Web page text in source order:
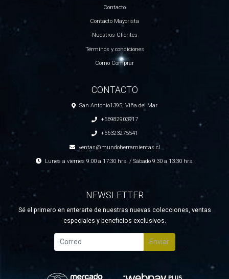
Contacto
Contacto Mayorista
Nuestros Clientes
Términos y condiciones
Como Comprar
CONTACTO
San Antonio1395, Viña del Mar
+56982903917
+56323275541
ventas@mundoherramientas.cl
Lunes a viernes 9:00 a 17:30 hrs. / Sábado 9:30 a 13:30 hrs.
NEWSLETTER
Sé el primero en enterarte de nuestras nuevas colecciones, ventas
especiales y beneficios exclusivos.
Enviar